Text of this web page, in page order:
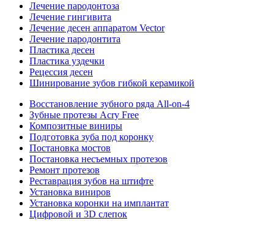
Лечение пародонтоза
Лечение гингивита
Лечение десен аппаратом Vector
Лечение пародонтита
Пластика десен
Пластика уздечки
Рецессия десен
Шинирование зубов гибкой керамикой
Восстановление зубного ряда All‑on‑4
Зубные протезы Acry Free
Композитные виниры
Подготовка зуба под коронку
Постановка мостов
Постановка несъемных протезов
Ремонт протезов
Реставрация зубов на штифте
Установка виниров
Установка коронки на имплантат
Цифровой и 3D слепок